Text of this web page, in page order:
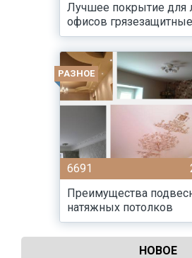
Лучшее покрытие
офисов
РАЗНОЕ
6691
Преимущества
натяжных потолков
НОВОЕ